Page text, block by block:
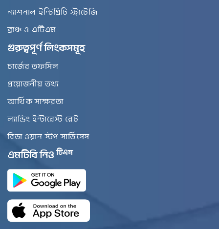
ন্যাশনাল ইন্টিগ্রিটি স্ট্রাটেজি
ব্রাঞ্চ ও এটিএম
গুরুত্বপূর্ণ লিংকসমূহ
চার্জের তফসিল
প্রয়োজনীয় তথ্য
আর্থিক সাক্ষরতা
ল্যান্ডিং ইন্টারেস্ট রেট
বিডা ওয়ান স্টপ সার্ভিসেস
এমটিবি নিও টিএম